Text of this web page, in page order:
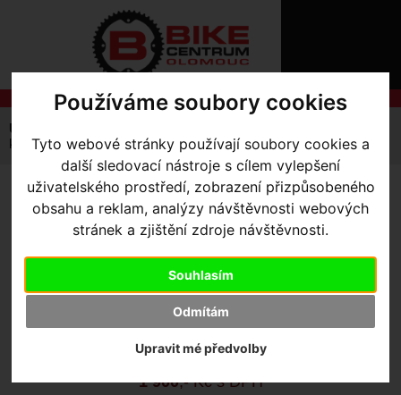
Používáme soubory cookies
Tyto webové stránky používají soubory cookies a
další sledovací nástroje s cílem vylepšení
uživatelského prostředí, zobrazení přizpůsobeného
obsahu a reklam, analýzy návštěvnosti webových
stránek a zjištění zdroje návštěvnosti.
Souhlasím
Odmítám
Upravit mé předvolby
O
NÁKUPU
SLUŽBY
Úvodní strana
košík ARUNDEL MANDIBLE CAGE
KOŠÍK ARUNDEL MANDIBLE
CAGE
Výrobce:
4iiii wattmetr
Ne
24 měsíců
1 900,- Kč s DPH